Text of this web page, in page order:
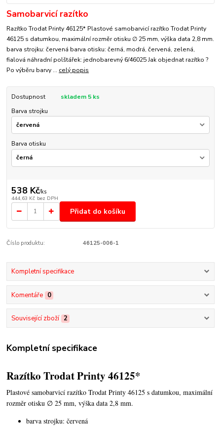
Samobarvicí razítko
Razítko Trodat Printy 46125* Plastové samobarvicí razítko Trodat Printy
46125 s datumkou, maximální rozměr otisku ∅ 25 mm, výška data 2,8 mm.
barva strojku: červená barva otisku: černá, modrá, červená, zelená,
fialová náhradní polštářek: jednobarevný 6/46025 Jak objednat razítko ?
Po výběru barvy ... celý popis
Dostupnost
skladem 5 ks
Barva strojku
Barva otisku
538 Kč/ks
444,63 Kč bez DPH
Přidat do košíku
Číslo produktu: 46125-006-1
Kompletní specifikace
Komentáře 0
Související zboží 2
Kompletní specifikace
Razítko Trodat Printy 46125*
Plastové samobarvicí razítko Trodat Printy 46125 s datumkou,maximální
rozměr otisku ∅ 25 mm, výška data 2,8 mm.
barva strojku: červená